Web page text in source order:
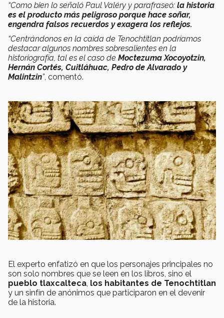
“Como bien lo señaló Paul Valéry y parafraseó: la historia
es el producto más peligroso porque hace soñar,
engendra falsos recuerdos y exagera los reflejos.
“Centrándonos en la caída de Tenochtitlan podríamos
destacar algunos nombres sobresalientes en la
historiografía, tal es el caso de Moctezuma Xocoyotzin,
Hernán Cortés, Cuitláhuac, Pedro de Alvarado y
Malintzin”, comentó.
El experto enfatizó en que los personajes principales no
son solo nombres que se leen en los libros, sino el
pueblo tlaxcalteca, los habitantes de Tenochtitlan
y un sinfín de anónimos que participaron en el devenir
de la historia.